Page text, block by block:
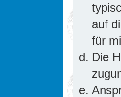
auf
für
Die